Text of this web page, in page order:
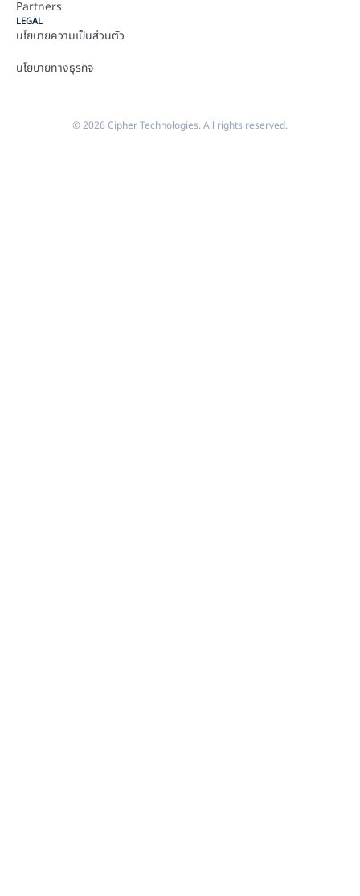
Partners
LEGAL
นโยบายความเป็นส่วนตัว
นโยบายทางธุรกิจ
© 2026 Cipher Technologies. All rights reserved.